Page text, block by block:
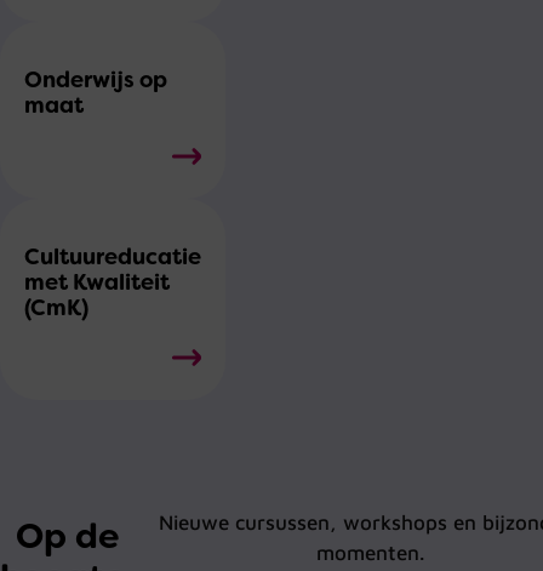
Onderwijs op
maat
Cultuureducatie
met Kwaliteit
(CmK)
Op de
Nieuwe cursussen, workshops en
momenten.